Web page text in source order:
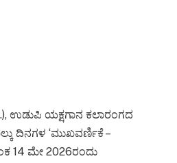
ಉಡುಪಿ ಯಕ್ಷಗಾನ ಕಲಾರಂಗದ
ದಿನಗಳ ‘ಮುಖವರ್ಣಿಕೆ –
14 ಮೇ 2026ರಂದು